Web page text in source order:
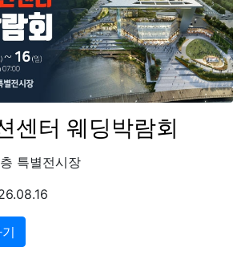
센터 웨딩박람회
특별전시장